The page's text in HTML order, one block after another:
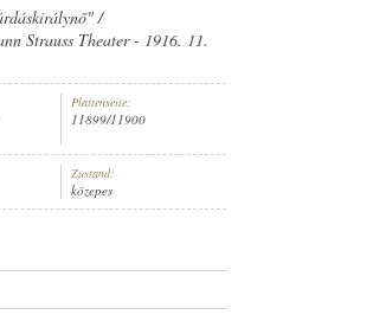
/
Strauss Theater - 1916. 11.
Plattenseite:
11899/11900
Zustand:
közepes